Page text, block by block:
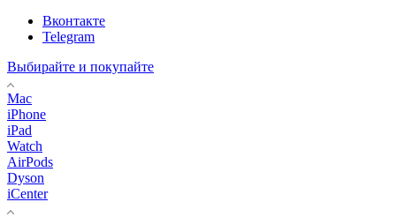
Вконтакте
Telegram
Выбирайте и покупайте
Mac
iPhone
iPad
Watch
AirPods
Dyson
iCenter